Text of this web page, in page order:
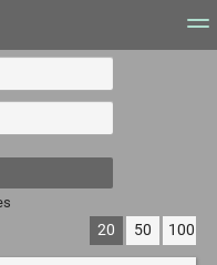
20 50 100